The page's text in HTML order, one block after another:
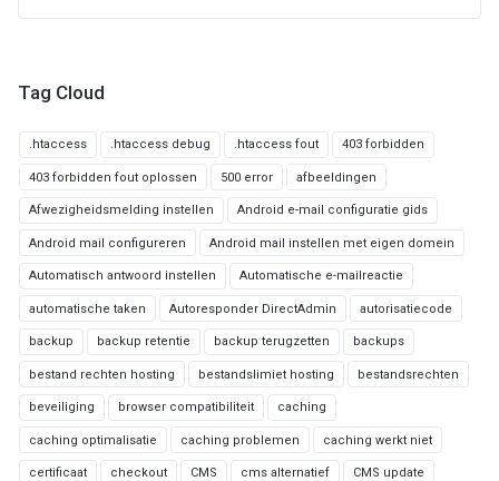
Tag Cloud
.htaccess .htaccess debug .htaccess fout 403 forbidden
403 forbidden fout oplossen 500 error afbeeldingen
Afwezigheidsmelding instellen Android e-mail configuratie gids
Android mail configureren Android mail instellen met eigen domein
Automatisch antwoord instellen Automatische e-mailreactie
automatische taken Autoresponder DirectAdmin autorisatiecode
backup backup retentie backup terugzetten backups
bestand rechten hosting bestandslimiet hosting bestandsrechten
beveiliging browser compatibiliteit caching
caching optimalisatie caching problemen caching werkt niet
certificaat checkout CMS cms alternatief CMS update